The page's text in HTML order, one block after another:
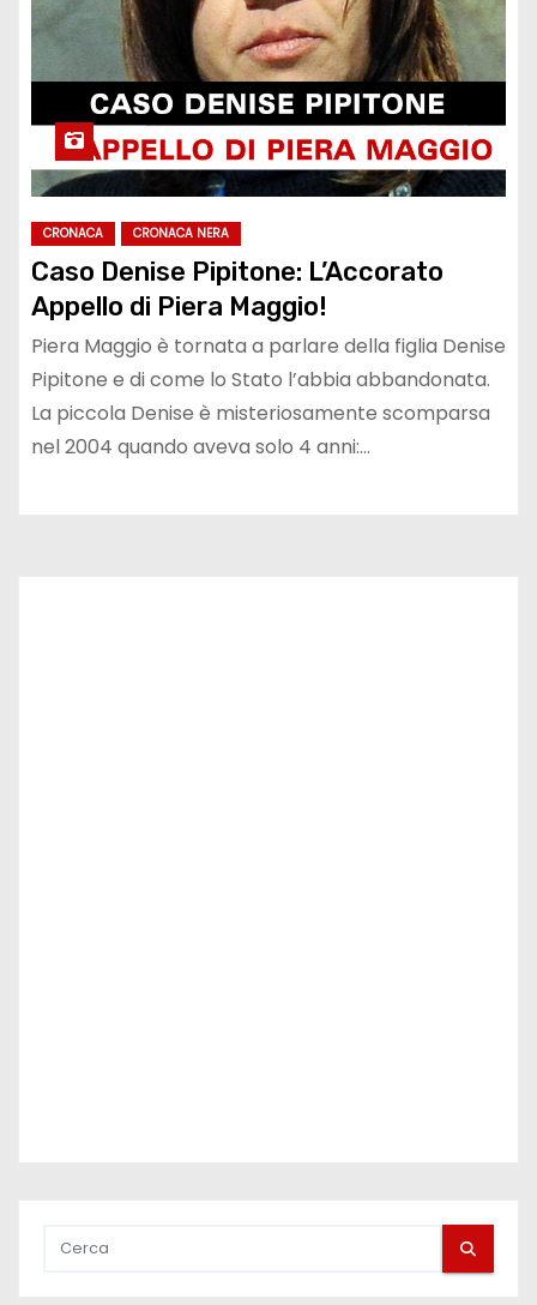
CRONACA CRONACA NERA
Caso Denise Pipitone: L’Accorato
Appello di Piera Maggio!
Piera Maggio è tornata a parlare della figlia Denise
Pipitone e di come lo Stato l’abbia abbandonata.
La piccola Denise è misteriosamente scomparsa
nel 2004 quando aveva solo 4 anni:…